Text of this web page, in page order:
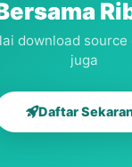
download
juga
Daftar